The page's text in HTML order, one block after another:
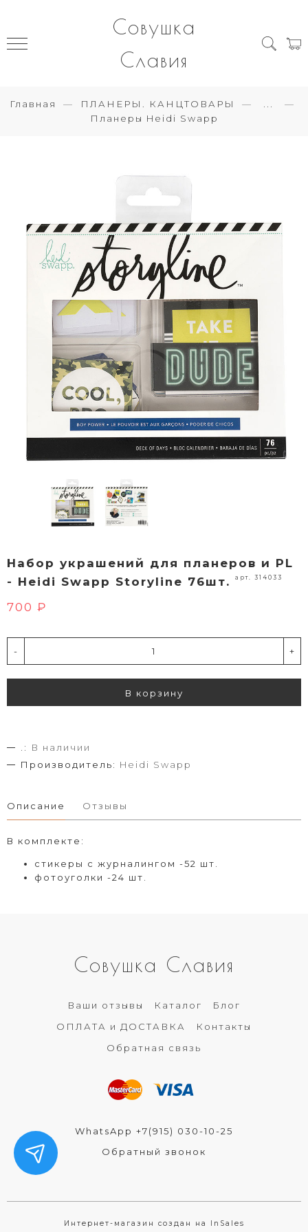
Совушка
Славия
Главная ПЛАНЕРЫ. КАНЦТОВАРЫ
Планеры Heidi Swapp
Набор украшений для планеров и PL
- Heidi Swapp Storyline 76шт.
арт. 314033
700 ₽
- +
В корзину
.:
В наличии
Производитель: Heidi Swapp
Описание Отзывы
В комплекте:
стикеры с журналингом -52 шт.
фотоуголки -24 шт.
Совушка Славия
Ваши отзывы Каталог
Блог
ОПЛАТА и ДОСТАВКА
Контакты
Обратная связь
WhatsApp +7(915) 030-10-25
Обратный звонок
Интернет-магазин создан на InSales